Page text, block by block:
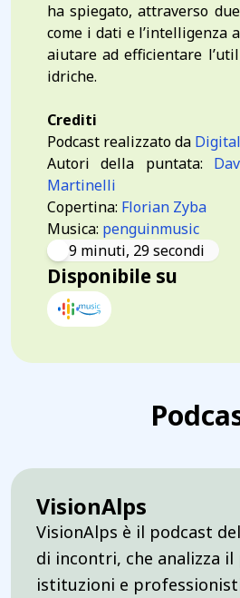
ha spiegato, attraverso
come i dati e l’intelligenza
aiutare ad efficientare
idriche.
Crediti
Podcast realizzato da
Autori della puntata:
Martinelli
Copertina: Florian Zyba
Musica: penguinmusic
9 minuti, 29 secondi
Disponibile su
VisionAlps
VisionAlps è il podcast
di incontri, che analizza
istituzioni e